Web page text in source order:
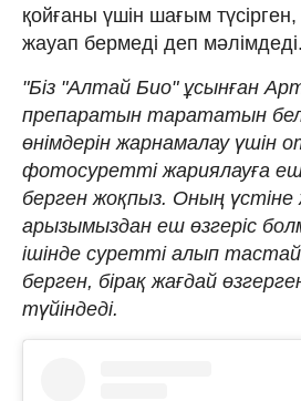
қойғаны үшін шағым түсірген,
жауап бермеді деп мәлімдеді.
"Біз "Алтай Био" ұсынған
препаратын тарататын
өнімдерін жарнамалау үшін
фотосуретті жариялауға
берген жоқпыз. Оның үстіне
арызымыздан еш өзгеріс
ішінде суретті алып
берген, бірақ жағдай
түйіндеді.